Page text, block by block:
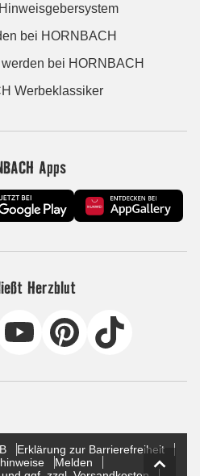
bei HORNBACH
bei HORNBACH
Werbeklassiker
Apps
Herzblut
Erklärung zur Barrierefreiheit
Melden